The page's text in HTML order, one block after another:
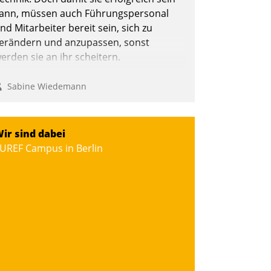
müssen auch Führungspersonal
Mitarbeiter bereit sein, sich zu
und anzupassen, sonst
sie an ihr scheitern.
Sabine Wiedemann
sind dabei
Campus in Berlin